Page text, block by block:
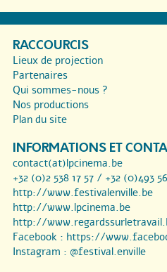
RACCOURCIS
Lieux de projection
Partenaires
Qui sommes-nous ?
Nos productions
Plan du site
INFORMATIONS ET
contact(at)lpcinema.be
+32 (0)2 538 17 57 / +32 (0)493
http://www.festivalenville.be
http://www.lpcinema.be
http://
Facebook : https://
Instagram : @festival.enville